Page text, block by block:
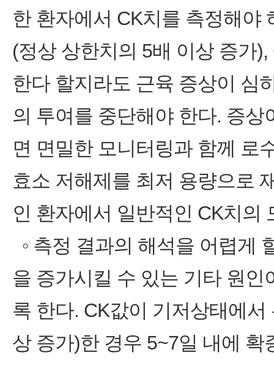
한 환자에서 CK치를 측정해야
(정상 상한치의 5배 이상 증가
한다 할지라도 근육 증상이 심
의 투여를 중단해야 한다. 증
면 면밀한 모니터링과 함께 로
효소 저해제를 최저 용량으로
인 환자에서 일반적인 CK치의
◦ 측정 결과의 해석을 어렵게
을 증가시킬 수 있는 기타 원
록 한다. CK값이 기저상태에
상 증가)한 경우 5~7일 내에